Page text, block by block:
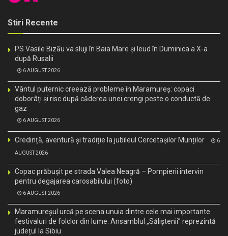
Stiri Recente
PS Vasile Bizău va sluji în Baia Mare și Ieud în Duminica a X-a
după Rusalii
6 AUGUST 2026
Vântul puternic creează probleme în Maramureș: copaci
doborâți și risc după căderea unei crengi peste o conductă de
gaz
6 AUGUST 2026
Credință, aventură și tradiție la jubileul Cercetașilor Munților 6
AUGUST 2026
Copac prăbușit pe strada Valea Neagră – Pompierii intervin
pentru degajarea carosabilului (foto)
6 AUGUST 2026
Maramureșul urcă pe scena unuia dintre cele mai importante
festivaluri de folclor din lume. Ansamblul „Săliștenii” reprezintă
județul la Sibiu